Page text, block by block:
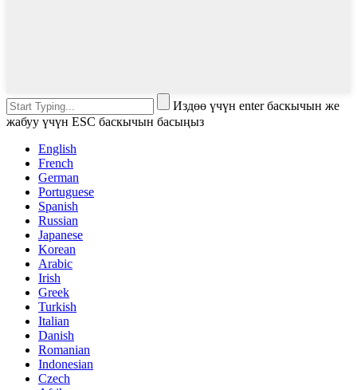
Издөө үчүн enter баскычын же
жабуу үчүн ESC баскычын басыңыз
English
French
German
Portuguese
Spanish
Russian
Japanese
Korean
Arabic
Irish
Greek
Turkish
Italian
Danish
Romanian
Indonesian
Czech